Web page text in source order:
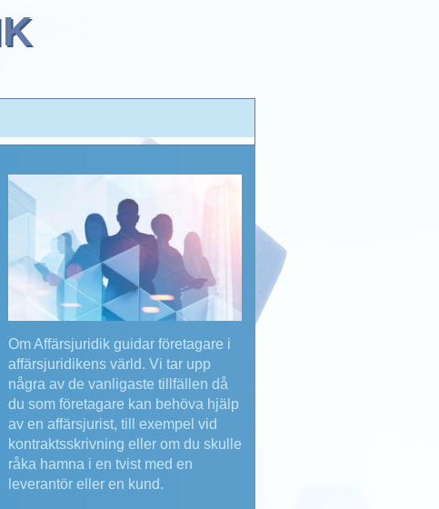
Om Affärsjuridik guidar företagare i
affärsjuridikens värld. Vi tar upp
några av de vanligaste tillfällen då
du som företagare kan behöva hjälp
av en affärsjurist, till exempel vid
kontraktsskrivning eller om du skulle
råka hamna i en tvist med en
leverantör eller en kund.